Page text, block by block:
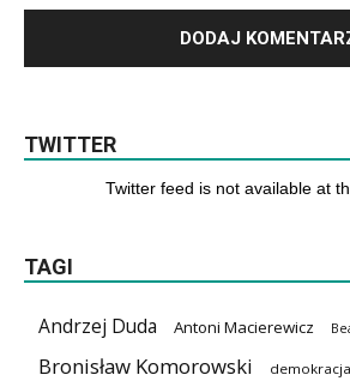
TWITTER
Twitter feed is not available at
TAGI
Andrzej Duda Antoni Macierewicz
Bronisław Komorowski demokracja